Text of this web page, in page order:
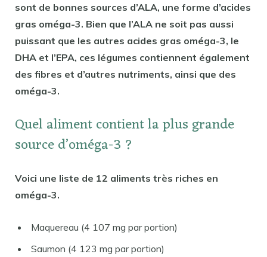
sont de bonnes sources d’ALA, une forme d’acides
gras oméga-3. Bien que l’ALA ne soit pas aussi
puissant que les autres acides gras oméga-3, le
DHA et l’EPA, ces légumes contiennent également
des fibres et d’autres nutriments, ainsi que des
oméga-3.
Quel aliment contient la plus grande
source d’oméga-3 ?
Voici une liste de 12 aliments très riches en
oméga-3.
Maquereau (4 107 mg par portion)
Saumon (4 123 mg par portion)